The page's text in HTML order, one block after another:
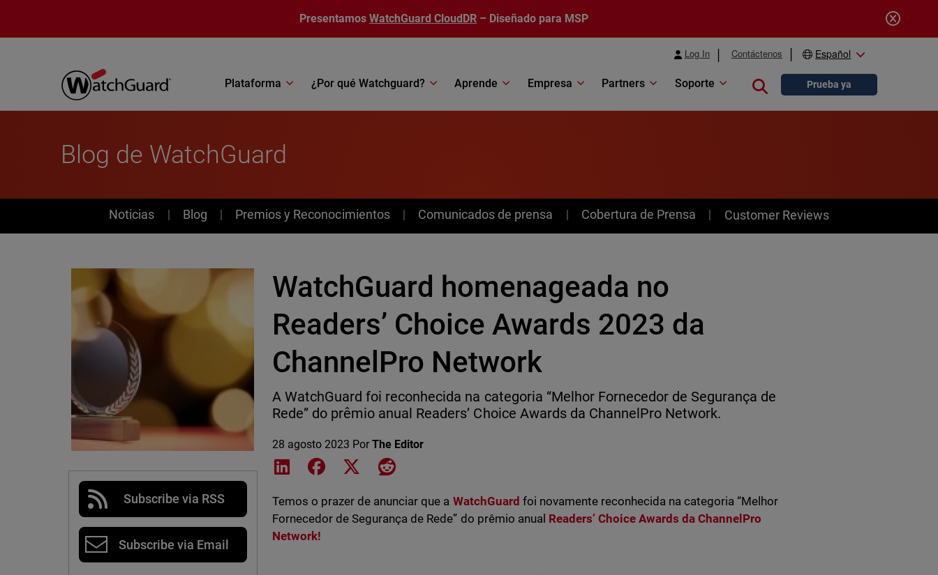
Presentamos WatchGuard CloudDR – Diseñado para MSP
Log In Contáctenos Español
Plataforma ¿Por qué Watchguard? Aprende Empresa Partners Soporte Close searchPrueba ya
Blog de WatchGuard
News
Noticias Blog Premios y Reconocimientos Comunicados de prensa Cobertura de Prensa Customer Reviews
Subscribe via RSS
Subscribe via Email
WatchGuard homenageada no
Readers’ Choice Awards 2023 da
ChannelPro Network
A WatchGuard foi reconhecida na categoria “Melhor Fornecedor de Segurança de
Rede” do prêmio anual Readers’ Choice Awards da ChannelPro Network.
28 agosto 2023 PorThe Editor
Share on LinkedIn
Share on Facebook
Share on XShare on Reddit
Temos o prazer de anunciar que a WatchGuard foi novamente reconhecida na categoria “Melhor
Fornecedor de Segurança de Rede” do prêmio anual Readers’ Choice Awards da ChannelPro
Network!